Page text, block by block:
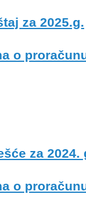
za 2025.g.
o
za 2024.
o